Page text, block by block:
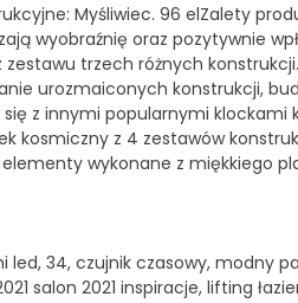
Myśliwiec. 96 elZalety
wyobraźnię oraz pozytywnie
zestawu trzech różnych
urozmaiconych konstrukcji,
z innymi popularnymi klockami
kosmiczny z 4 zestawów
elementy wykonane z miękkiego
led, 34, czujnik czasowy, modny
salon 2021 inspiracje, lifting